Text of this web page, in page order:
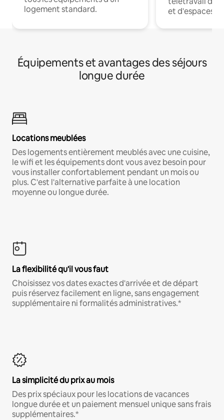
logement standard.
et d'espaces
Équipements et avantages des séjours
longue durée
Locations meublées
Des logements entièrement meublés avec une cuisine,
le wifi et les équipements dont vous avez besoin pour
vous installer confortablement pendant un mois ou
plus. C'est l'alternative parfaite à une location
moyenne ou longue durée.
La flexibilité qu'il vous faut
Choisissez vos dates exactes d'arrivée et de départ
puis réservez facilement en ligne, sans engagement
supplémentaire ni formalités administratives.*
La simplicité du prix au mois
Des prix spéciaux pour les locations de vacances
longue durée et un paiement mensuel unique sans frais
supplémentaires.*